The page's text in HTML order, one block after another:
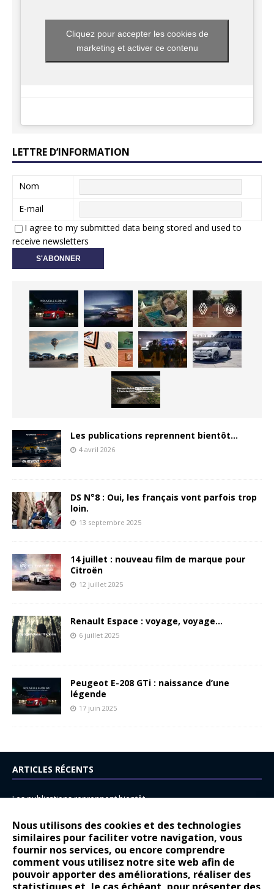
Nous utilisons des cookies et des technologies
similaires pour faciliter votre navigation, vous
fournir nos services, ou encore comprendre
comment vous utilisez notre site web afin de
pouvoir apporter des améliorations, réaliser des
Cliquez pour accepter les cookies de
marketing et activer ce contenu
LETTRE D’INFORMATION
Nom
E-mail
I agree to my submitted data being stored and used to
receive newsletters
Les publications reprennent bientôt…
4 avril 2026
DS N°8 : Oui, les français vont parfois trop
loin.
13 septembre 2025
14 juillet : nouveau film de marque pour
Citroën
12 juillet 2025
Renault Espace : voyage, voyage…
6 juillet 2025
Peugeot E-208 GTi : naissance d’une
légende
17 juin 2025
ARTICLES RÉCENTS
Les publications reprennent bientôt…
14 juillet : nouveau film de marque pour Citroën
Renault Espace : voyage, voyage…
Peugeot E-208 GTi : naissance d’une légende